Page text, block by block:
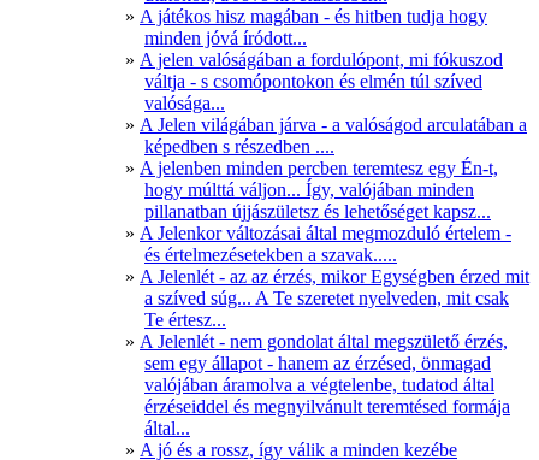
A játékos hisz magában - és hitben tudja hogy
minden jóvá íródott...
A jelen valóságában a fordulópont, mi fókuszod
váltja - s csomópontokon és elmén túl szíved
valósága...
A Jelen világában járva - a valóságod arculatában a
képedben s részedben ....
A jelenben minden percben teremtesz egy Én-t,
hogy múlttá váljon... Így, valójában minden
pillanatban újjászületsz és lehetőséget kapsz...
A Jelenkor változásai által megmozduló értelem -
és értelmezésetekben a szavak.....
A Jelenlét - az az érzés, mikor Egységben érzed mit
a szíved súg... A Te szeretet nyelveden, mit csak
Te értesz...
A Jelenlét - nem gondolat által megszülető érzés,
sem egy állapot - hanem az érzésed, önmagad
valójában áramolva a végtelenbe, tudatod által
érzéseiddel és megnyilvánult teremtésed formája
által...
A jó és a rossz, így válik a minden kezébe